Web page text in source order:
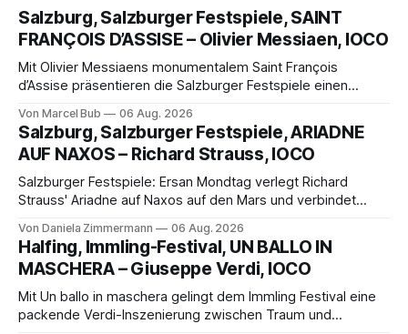
Salzburg, Salzburger Festspiele, SAINT
FRANÇOIS D’ASSISE – Olivier Messiaen, IOCO
Mit Olivier Messiaens monumentalem Saint François
d’Assise präsentieren die Salzburger Festspiele einen
eine bildgewaltige Inszenierung, Maxime Pascal entfaltet
die komplexe Partitur eindrucksvoll, Philippe Sly berührt als
Franziskus.
Von Marcel Bub 06 Aug. 2026
Salzburg, Salzburger Festspiele, ARIADNE
AUF NAXOS – Richard Strauss, IOCO
Salzburger Festspiele: Ersan Mondtag verlegt Richard
Strauss' Ariadne auf Naxos auf den Mars und verbindet
Aufführung mit starken Solisten und den Wiener
Philharmonikern, szenisch bleibt der zweite Akt jedoch
hinter den Erwartungen zurück.
Von Daniela Zimmermann 06 Aug. 2026
Halfing, Immling-Festival, UN BALLO IN
MASCHERA – Giuseppe Verdi, IOCO
Mit Un ballo in maschera gelingt dem Immling Festival eine
packende Verdi-Inszenierung zwischen Traum und